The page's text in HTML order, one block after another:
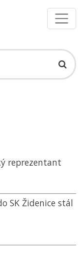
reprezentant
SK Židenice stál